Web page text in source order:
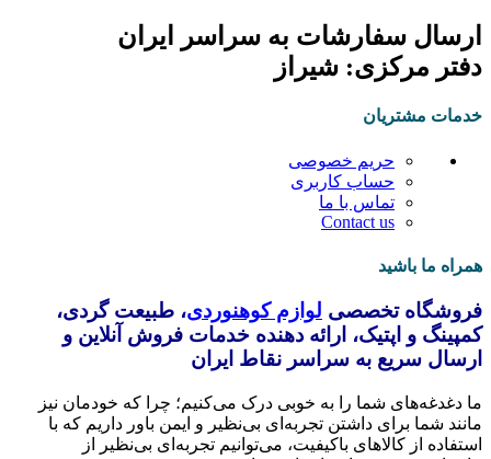
ارسال سفارشات به سراسر ایران
دفتر مرکزی: شیراز
خدمات مشتریان
حریم خصوصی
حساب کاربری
تماس با ما
Contact us
همراه ما باشید
فروشگاه تخصصی لوازم کوهنوردی، طبیعت گردی،
کمپینگ و اپتیک، ارائه دهنده خدمات فروش آنلاین و
ارسال سریع به سراسر نقاط ایران
ما دغدغه‌های شما را به خوبی درک می‌کنیم؛ چرا که خودمان نیز
مانند شما برای داشتن تجربه‌ای بی‌نظیر و ایمن باور داریم که با
استفاده از کالاهای باکیفیت، می‌توانیم تجربه‌ای بی‌نظیر از